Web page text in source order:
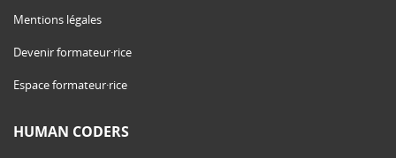
Mentions légales
Devenir formateur·rice
Espace formateur·rice
HUMAN CODERS